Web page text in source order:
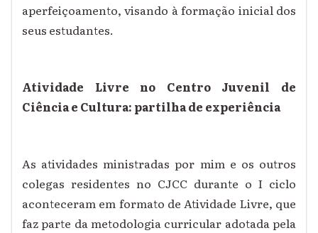
aperfeiçoamento, visando à formação inicial dos
seus estudantes.
Atividade Livre no Centro Juvenil de
Ciência e Cultura: partilha de experiência
As atividades ministradas por mim e os outros
colegas residentes no CJCC durante o I ciclo
aconteceram em formato de Atividade Livre, que
faz parte da metodologia curricular adotada pela